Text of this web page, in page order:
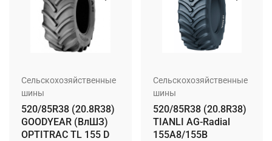
Сельскохозяйственные
шины
520/85R38 (20.8R38)
GOODYEAR (ВлШЗ)
OPTITRAC TL 155 D
Сельскохозяйственные
шины
520/85R38 (20.8R38)
TIANLI AG-Radial
155A8/155B